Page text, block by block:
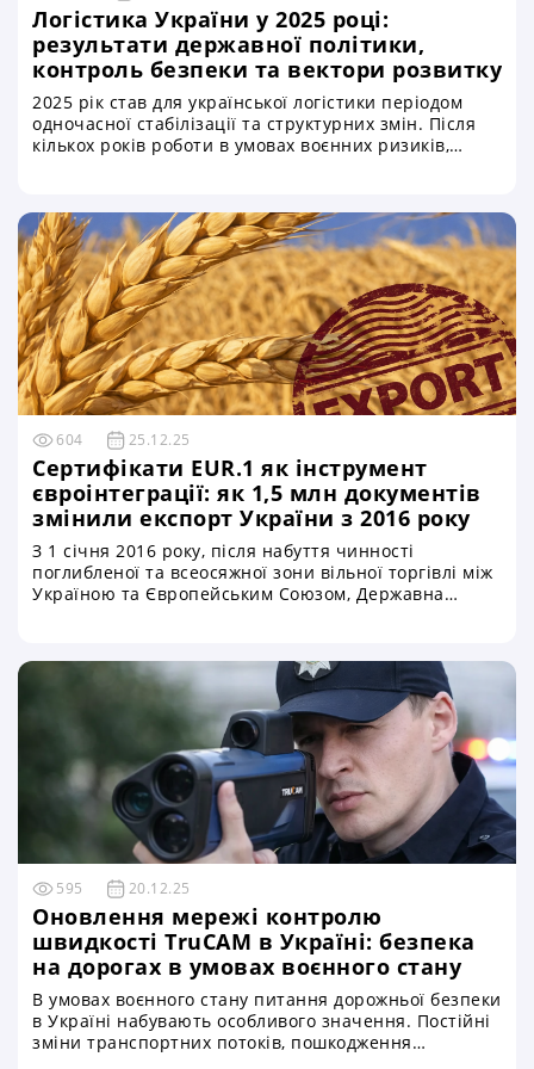
Логістика України у 2025 році:
результати державної політики,
контроль безпеки та вектори розвитку
2025 рік став для української логістики періодом
одночасної стабілізації та структурних змін. Після
кількох років роботи в умовах воєнних ризиків,
транспортна система країни поступово переходила
від режиму кризового реагування до більш
системного управління. Ключову роль у цьому
процесі відігравали Міністерство розвитку громад
та територій України та Укртрансбезпека,
діяльність яких у 2025 році безпосередньо впливала
на ефективність внутрішніх і міжнародних
логістичних ланцюгів
604 25.12.25
Сертифікати EUR.1 як інструмент
євроінтеграції: як 1,5 млн документів
змінили експорт України з 2016 року
З 1 січня 2016 року, після набуття чинності
поглибленої та всеосяжної зони вільної торгівлі між
Україною та Європейським Союзом, Державна
майже десятирічний період українські підприємці
отримали понад 1,5 млн таких сертифікатів, що
стало одним із найбільш показових індикаторів
практичної інтеграції України до європейського
економічного простору
595 20.12.25
Оновлення мережі контролю
швидкості TruCAM в Україні: безпека
на дорогах в умовах воєнного стану
В умовах воєнного стану питання дорожньої безпеки
в Україні набувають особливого значення. Постійні
зміни транспортних потоків, пошкодження